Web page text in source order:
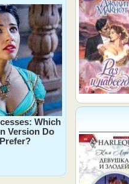
Which
Version Do